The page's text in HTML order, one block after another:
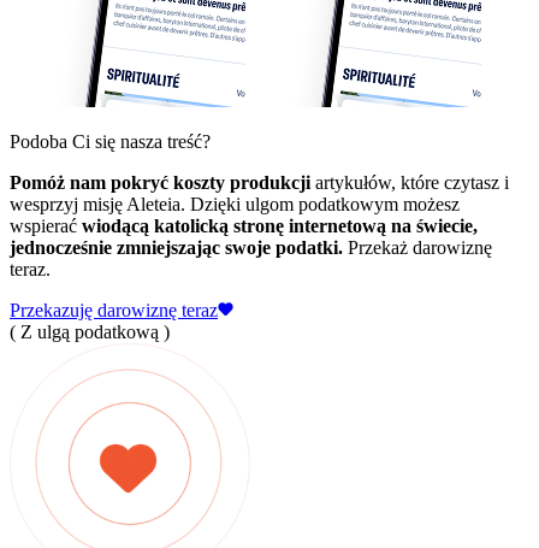
Podoba Ci się nasza treść?
Pomóż nam pokryć koszty produkcji artykułów, które czytasz i
wesprzyj misję Aleteia. Dzięki ulgom podatkowym możesz
wspierać wiodącą katolicką stronę internetową na świecie,
jednocześnie zmniejszając swoje podatki. Przekaż darowiznę
teraz.
Przekazuję darowiznę teraz
( Z ulgą podatkową )